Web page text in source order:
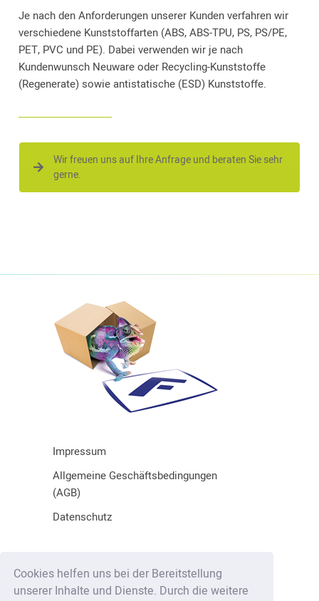
Cookies helfen uns bei der Bereitstellung
unserer Inhalte und Dienste. Durch die weitere
Je nach den Anforderungen unserer Kunden verfahren wir
verschiedene Kunststoffarten (ABS, ABS-TPU, PS, PS/PE,
PET, PVC und PE). Dabei verwenden wir je nach
Kundenwunsch Neuware oder Recycling-Kunststoffe
(Regenerate) sowie antistatische (ESD) Kunststoffe.
Wir freuen uns auf Ihre Anfrage und beraten Sie sehr
gerne.
Impressum
Allgemeine Geschäftsbedingungen
(AGB)
Datenschutz
Lauterbrunner Straße 3
86465 Welden